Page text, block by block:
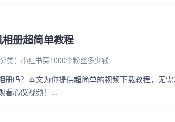
册超简单教程
分类： 小红书买1000个粉丝多少钱
册吗？本文为你提供超简单的视频下载教程，无
看心仪视频！...